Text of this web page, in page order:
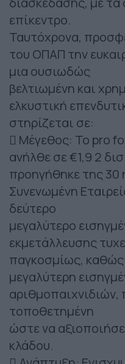
επίκεντρο.
Ταυτόχρονα,
του ΟΠΑΠ την
μια ουσιωδώς
βελτιωμένη και
ελκυστική
στηρίζεται σε:
 Μέγεθος: Το pro
ανήλθε σε €1,9 2
προηγήθηκε της 30
Συνενωμένη
δεύτερο
μεγαλύτερο
εκμετάλλευσης
παγκοσμίως, καθώς
μεγαλύτερη
αριθμοπαιχνιδιών,
τοποθετημένη
ώστε να
κλάδου.